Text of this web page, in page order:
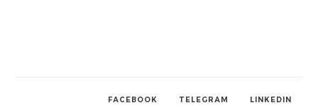
LINKEDIN
TELEGRAM
FACEBOOK